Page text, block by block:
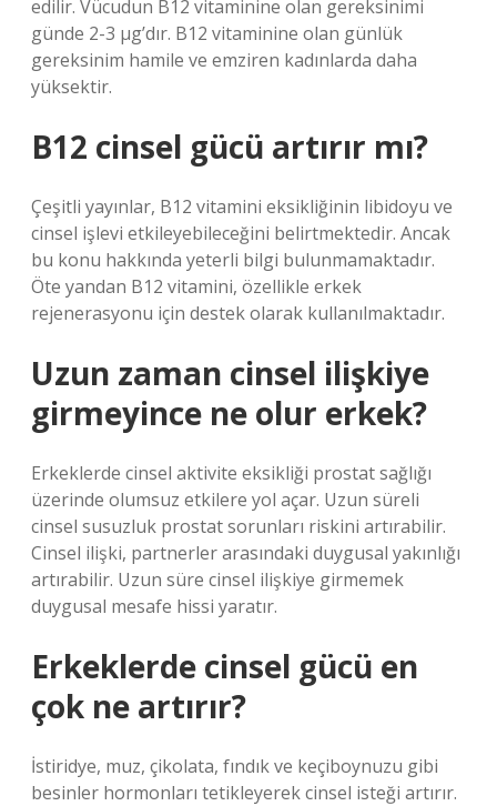
edilir. Vücudun B12 vitaminine olan gereksinimi
günde 2-3 µg’dır. B12 vitaminine olan günlük
gereksinim hamile ve emziren kadınlarda daha
yüksektir.
B12 cinsel gücü artırır mı?
Çeşitli yayınlar, B12 vitamini eksikliğinin libidoyu ve
cinsel işlevi etkileyebileceğini belirtmektedir. Ancak
bu konu hakkında yeterli bilgi bulunmamaktadır.
Öte yandan B12 vitamini, özellikle erkek
rejenerasyonu için destek olarak kullanılmaktadır.
Uzun zaman cinsel ilişkiye
girmeyince ne olur erkek?
Erkeklerde cinsel aktivite eksikliği prostat sağlığı
üzerinde olumsuz etkilere yol açar. Uzun süreli
cinsel susuzluk prostat sorunları riskini artırabilir.
Cinsel ilişki, partnerler arasındaki duygusal yakınlığı
artırabilir. Uzun süre cinsel ilişkiye girmemek
duygusal mesafe hissi yaratır.
Erkeklerde cinsel gücü en
çok ne artırır?
İstiridye, muz, çikolata, fındık ve keçiboynuzu gibi
besinler hormonları tetikleyerek cinsel isteği artırır.